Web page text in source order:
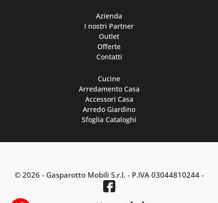
Azienda
I nostri Partner
Outlet
Offerte
Contatti
Cucine
Arredamento Casa
Accessori Casa
Arredo Giardino
Sfoglia Cataloghi
© 2026 - Gasparotto Mobili S.r.l. - P.IVA 03044810244-